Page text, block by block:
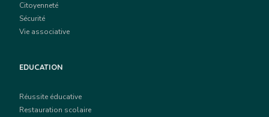
Citoyenneté
Sécurité
Vie associative
EDUCATION
Réussite éducative
Restauration scolaire